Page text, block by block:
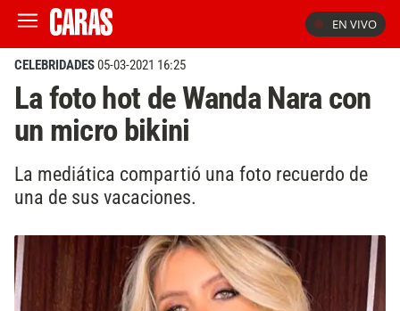
EN VIVO
CELEBRIDADES05-03-2021 16:25
La foto hot de Wanda Nara con
un micro bikini
La mediática compartió una foto recuerdo de
una de sus vacaciones.